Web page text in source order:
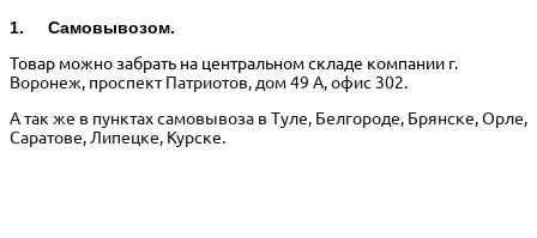
1. Самовывозом.
Товар можно забрать на центральном складе компании г.
Воронеж, проспект Патриотов, дом 49 А, офис 302.
А так же в пунктах самовывоза в Туле, Белгороде, Брянске, Орле,
Саратове, Липецке, Курске.